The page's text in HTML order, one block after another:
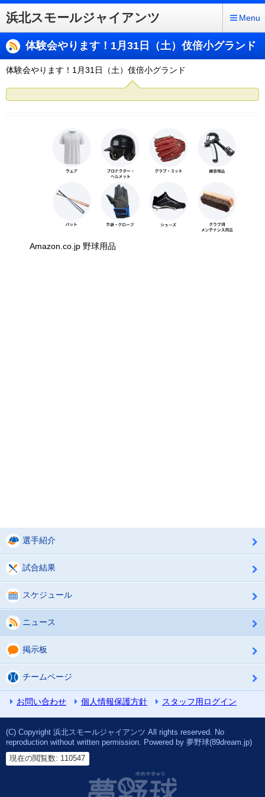
浜北スモールジャイアンツ Menu
体験会やります！1月31日（土）伎倍小グランド
体験会やります！1月31日（土）伎倍小グランド
Amazon.co.jp 野球用品
選手紹介
試合結果
スケジュール
ニュース
掲示板
チームページ
お問い合わせ 個人情報保護方針 スタッフ用ログイン
(C) Copyright 浜北スモールジャイアンツ All rights reserved. No
reproduction without written permission. Powered by 夢野球(89dream.jp)
現在の閲覧数: 110547